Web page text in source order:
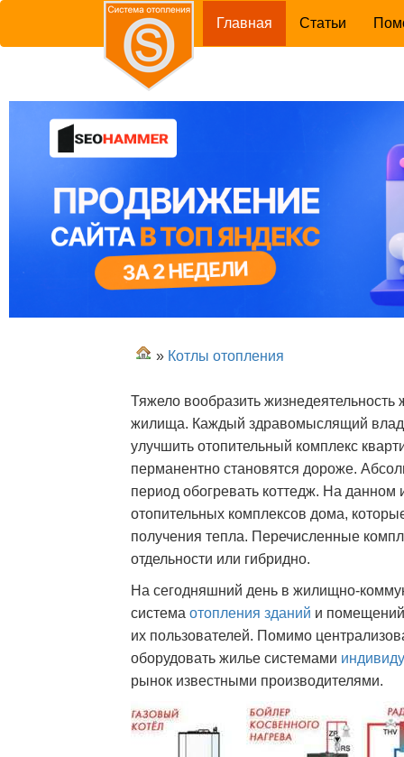
Главная (current)
Статьи
» Котлы отопления
Тяжело вообразить
жилища. Каждый здравомыслящий
улучшить отопительный комплекс
перманентно становятся дороже.
период обогревать коттедж. На
отопительных комплексов дома,
получения тепла. Перечисленные
отдельности или гибридно.
На сегодняшний день в жилищно-
система отопления зданий и
их пользователей. Помимо
оборудовать жилье системами
рынок известными производителями.